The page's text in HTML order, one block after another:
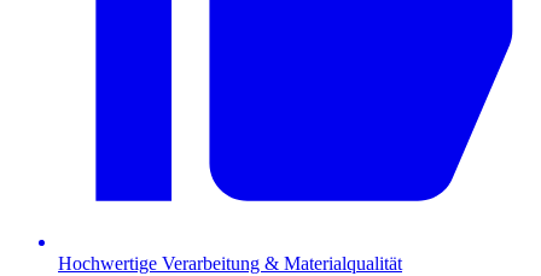
Hochwertige Verarbeitung & Materialqualität